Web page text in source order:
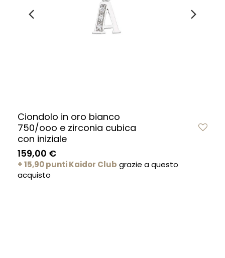
Ciondolo in oro bianco
750/ooo e zirconia cubica
con iniziale
159,00 €
+ 15,90 punti Kaidor Club grazie a questo
acquisto